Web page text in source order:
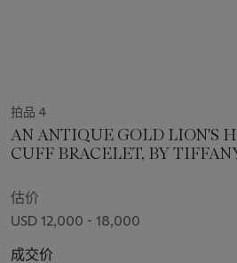
拍品 4
AN ANTIQUE GOLD LION'S
CUFF BRACELET, BY
估价
USD 12,000 - 18,000
成交价